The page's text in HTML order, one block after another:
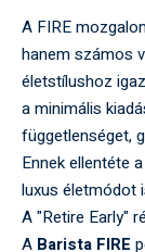
A FIRE
hanem számos
életstílushoz
a minimális
függetlenséget,
Ennek ellentéte a
luxus életmódot
A "Retire Early"
A Barista FIRE